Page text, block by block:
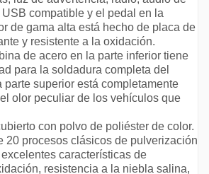
compatible y el pedal en la
de gama alta está hecho de placa de
y resistente a la oxidación.
de acero en la parte inferior tiene
para la soldadura completa del
parte superior está completamente
olor peculiar de los vehículos que
con polvo de poliéster de color.
20 procesos clásicos de pulverización
características de
resistencia a la niebla salina,